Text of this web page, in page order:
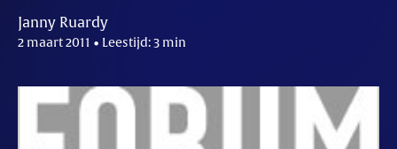
Janny Ruardy
2 maart 2011 • Leestijd: 3 min